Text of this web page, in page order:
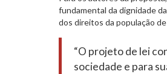
fundamental da dignidade
dos direitos da população
“O projeto de lei
sociedade e para